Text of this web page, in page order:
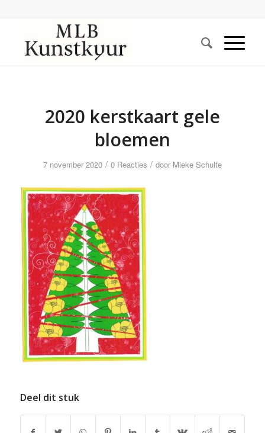
2020 kerstkaart gele
bloemen
7 november 2020 / 0 Reacties / door Mieke Schulte
Deel dit stuk